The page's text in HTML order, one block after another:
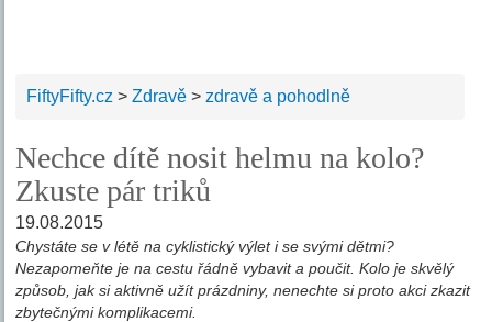
FiftyFifty.cz >Zdravě >zdravě a pohodlně
Nechce dítě nosit helmu na kolo?
Zkuste pár triků
19.08.2015
Chystáte se v létě na cyklistický výlet i se svými dětmi?
Nezapomeňte je na cestu řádně vybavit a poučit. Kolo je skvělý
způsob, jak si aktivně užít prázdniny, nenechte si proto akci zkazit
zbytečnými komplikacemi.